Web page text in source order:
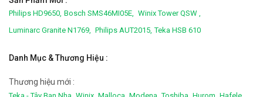
Philips HD9650, Bosch SMS46MI05E, Winix Tower QSW ,
Luminarc Granite N1769, Philips AUT2015, Teka HSB 610
Danh Mục & Thương Hiệu :
Thương hiệu mới :